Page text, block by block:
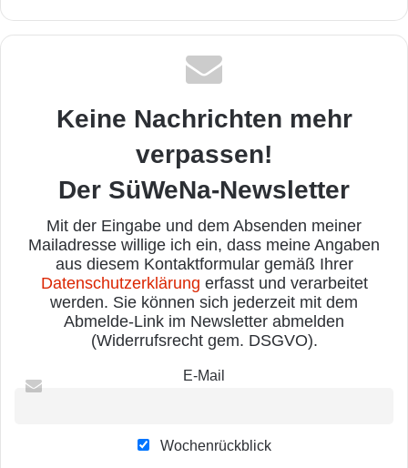
Keine Nachrichten mehr
verpassen!
Der SüWeNa-Newsletter
Mit der Eingabe und dem Absenden meiner
Mailadresse willige ich ein, dass meine Angaben
aus diesem Kontaktformular gemäß Ihrer
Datenschutzerklärung erfasst und verarbeitet
werden. Sie können sich jederzeit mit dem
Abmelde-Link im Newsletter abmelden
(Widerrufsrecht gem. DSGVO).
E-Mail
Wochenrückblick